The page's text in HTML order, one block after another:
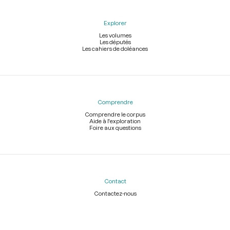
Explorer
Les volumes
Les députés
Les cahiers de doléances
Comprendre
Comprendre le corpus
Aide à l'exploration
Foire aux questions
Contact
Contactez-nous